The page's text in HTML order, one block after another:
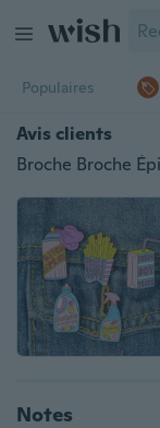
Populaires
Avis clients
Notes